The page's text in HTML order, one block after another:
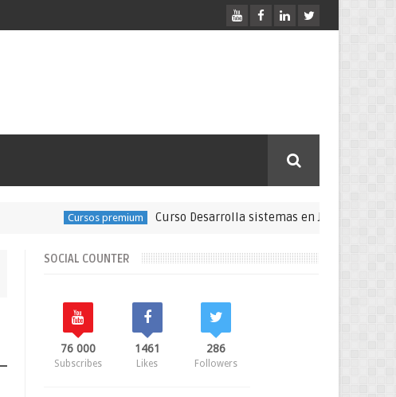
Cursos premium Curso Desarrolla sistemas en Java, MySQL, DAO,
SOCIAL COUNTER
76 000
Subscribes
1461
Likes
286
Followers